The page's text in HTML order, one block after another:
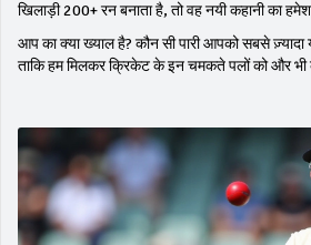
खिलाड़ी 200+ रन बनाता है, तो वह नयी कहानी का
आप का क्या ख्याल है? कौन सी पारी आपको सबसे ज़्यादा
ताकि हम मिलकर क्रिकेट के इन चमकते पलों को और